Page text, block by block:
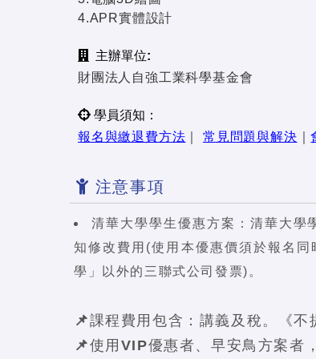
4.APR實體設計
主辦單位:
財團法人自強工業科學基金會
學員須知：
報名與繳退費方法 ｜常見問題與解決 ｜
注意事項
清華大學學生優惠方案：清華大學
知修改費用(使用本優惠價須於報名
學」以外的三聯式公司發票)。
📌課程費用包含：講義及稅。《不
📌使用VIP優惠者、早安鳥方案者